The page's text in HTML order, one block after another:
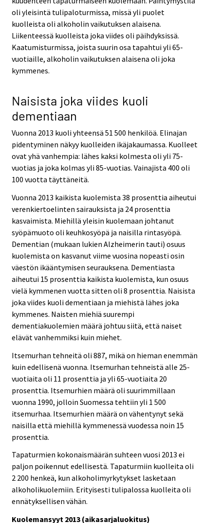
oli yleisintä tulipaloturmissa, missä yli puolet
kuolleista oli alkoholin vaikutuksen alaisena.
Liikenteessä kuolleista joka viides oli päihdyksissä.
Kaatumisturmissa, joista suurin osa tapahtui yli 65-
vuotiaille, alkoholin vaikutuksen alaisena oli joka
kymmenes.
Naisista joka viides kuoli
dementiaan
Vuonna 2013 kuoli yhteensä 51 500 henkilöä. Elinajan
pidentyminen näkyy kuolleiden ikäjakaumassa. Kuolleet
ovat yhä vanhempia: lähes kaksi kolmesta oli yli 75-
vuotias ja joka kolmas yli 85-vuotias. Vainajista 400 oli
100 vuotta täyttäneitä.
Vuonna 2013 kaikista kuolemista 38 prosenttia aiheutui
verenkiertoelinten sairauksista ja 24 prosenttia
kasvaimista. Miehillä yleisin kuolemaan johtanut
syöpämuoto oli keuhkosyöpä ja naisilla rintasyöpä.
Dementian (mukaan lukien Alzheimerin tauti) osuus
kuolemista on kasvanut viime vuosina nopeasti osin
väestön ikääntymisen seurauksena. Dementiasta
aiheutui 15 prosenttia kaikista kuolemista, kun osuus
vielä kymmenen vuotta sitten oli 8 prosenttia. Naisista
joka viides kuoli dementiaan ja miehistä lähes joka
kymmenes. Naisten miehiä suurempi
dementiakuolemien määrä johtuu siitä, että naiset
elävät vanhemmiksi kuin miehet.
Itsemurhan tehneitä oli 887, mikä on hieman enemmän
kuin edellisenä vuonna. Itsemurhan tehneistä alle 25-
vuotiaita oli 11 prosenttia ja yli 65-vuotiaita 20
prosenttia. Itsemurhien määrä oli suurimmillaan
vuonna 1990, jolloin Suomessa tehtiin yli 1 500
itsemurhaa. Itsemurhien määrä on vähentynyt sekä
naisilla että miehillä kymmenessä vuodessa noin 15
prosenttia.
Tapaturmien kokonaismäärän suhteen vuosi 2013 ei
paljon poikennut edellisestä. Tapaturmiin kuolleita oli
2 200 henkeä, kun alkoholimyrkytykset lasketaan
alkoholikuolemiin. Erityisesti tulipalossa kuolleita oli
ennätyksellisen vähän.
Kuolemansyyt 2013 (aikasarjaluokitus)